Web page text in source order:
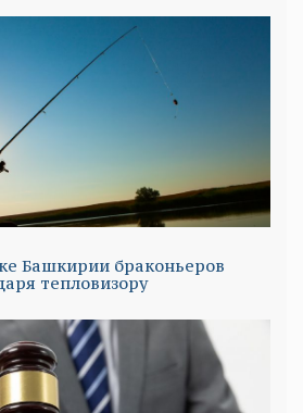
Башкирии браконьеров
тепловизору